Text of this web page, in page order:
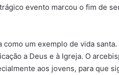
evento marcou o fim de
um exemplo de vida
a Deus e à Igreja. O
aos jovens, para que